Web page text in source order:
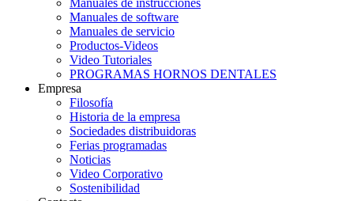
Manuales de software
Manuales de servicio
Productos-Videos
Video Tutoriales
PROGRAMAS HORNOS DENTALES
Empresa
Filosofía
Historia de la empresa
Sociedades distribuidoras
Ferias programadas
Noticias
Video Corporativo
Sostenibilidad